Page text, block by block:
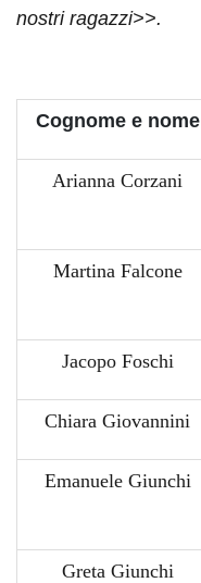
nostri ragazzi>>.
Cognome e nome
Arianna Corzani
Martina Falcone
Jacopo Foschi
Chiara Giovannini
Emanuele Giunchi
Greta Giunchi